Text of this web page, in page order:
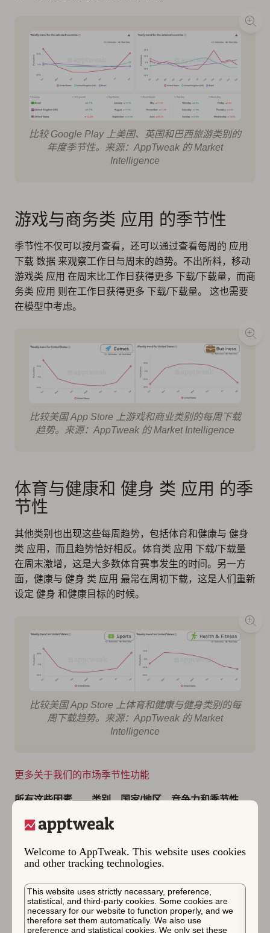
Welcome to AppTweak. This website uses cookies
and other tracking technologies.
This website uses strictly necessary, preference,
statistical, and third-party cookies. Some cookies are
necessary for our website to function properly, and we
therefore set them automatically. We also use
preference and statistical cookies. We only set these
比较 Google Play 上美国、英国和巴西旅游类别的
年度季节性。来源：AppTweak 的 Market
Intelligence
游戏与商务类 应用 的季节性
季节性不仅可以按月查看，还可以通过查看每周的 应用
下载 数据 来观察工作日与周末的趋势。不出所料，移动
游戏类 应用 在周末比工作日获得更多 下载/下载量，而商
务类 应用 则在工作日获得更多 下载/下载量。 这也需要
在模型中考虑。
比较美国 App Store 上游戏和商业类别的每周下载
趋势。来源：AppTweak 的 Market Intelligence
体育与健康和 健身 类 应用 的季
节性
其他类别也出现这些每周趋势，包括体育和健康与 健身
类 应用，而且趋势恰好相反。体育类 应用 下载/下载量
在周末激增，这是大多数体育赛事发生的时间。另一方
面，健康与 健身 类 应用 最常在周初下载，这是人们重新
设定 健身 和健康目标的时候。
比较美国 App Store 上体育和健康与健身类别的每
周下载趋势。来源：AppTweak 的 Market
Intelligence
更多关于我们的市场季节性功能
所有这些因素——类别、国家/地区、竞争力和季节性
——意味着估算不能仅凭排名来建立。
季节性效应，这样可预测的季节性高峰就不会被误解为意
外增长（或下降）。
AppTweak 的下载估算方法通过使用专有的深度学习模型
来解决这个问题，该模型旨在跨国家/地区和类别工作，
因此当您分析不同的应用、区域或垂直领域时，估算保持